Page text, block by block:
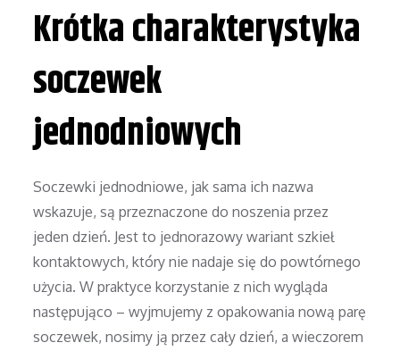
Krótka charakterystyka
soczewek
jednodniowych
Soczewki jednodniowe, jak sama ich nazwa
wskazuje, są przeznaczone do noszenia przez
jeden dzień. Jest to jednorazowy wariant szkieł
kontaktowych, który nie nadaje się do powtórnego
użycia. W praktyce korzystanie z nich wygląda
następująco – wyjmujemy z opakowania nową parę
soczewek, nosimy ją przez cały dzień, a wieczorem